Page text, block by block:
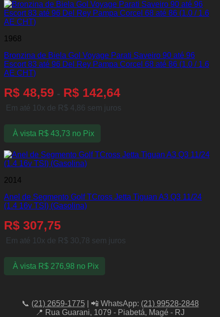
1968
Bronzina de Biela Gol Voyage Parati Saveiro 90 até 96
Escort 83 até 96 Del Rey Pampa Corcel 68 até 86 (1.0 / 1.6
AE CHT)
R$ 48,59 - R$ 142,64
Em até 10x de R$ 4,86 sem juros
À vista R$43,73 no Pix
2014
Anel de Segmento Golf TCross Jetta Tiguan A3 Q3 11/24
(1.4 16v TSI) (Gasolina)
R$ 307,75
Em até 10x de R$ 30,78 sem juros
À vista R$276,98 no Pix
📞 (21) 2659-1775| 📲 WhatsApp: (21) 99528-2848
📍 Rua Guarani, 1079 - Piabetá, Magé - RJ